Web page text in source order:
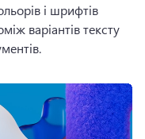
і шрифтів
варіантів тексту